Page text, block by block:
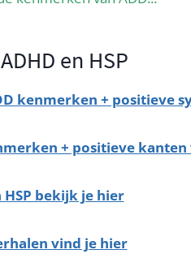
en HSP
kenmerken + positieve
+ positieve
bekijk je hier
vind je hier